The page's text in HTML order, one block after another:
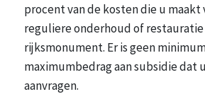
procent van de kosten die u maakt
reguliere onderhoud of restauratie
rijksmonument. Er is geen
maximumbedrag aan subsidie dat
aanvragen.